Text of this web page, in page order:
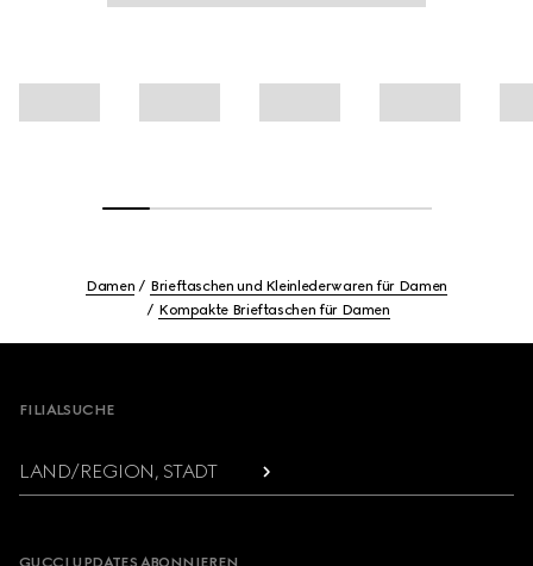
Damen
Brieftaschen und Kleinlederwaren für Damen
Kompakte Brieftaschen für Damen
FILIALSUCHE
LAND/REGION, STADT
GUCCI UPDATES ABONNIEREN